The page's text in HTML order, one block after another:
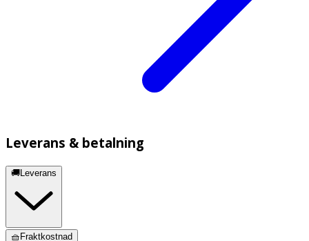
Leverans & betalning
🚚Leverans
🧺Fraktkostnad